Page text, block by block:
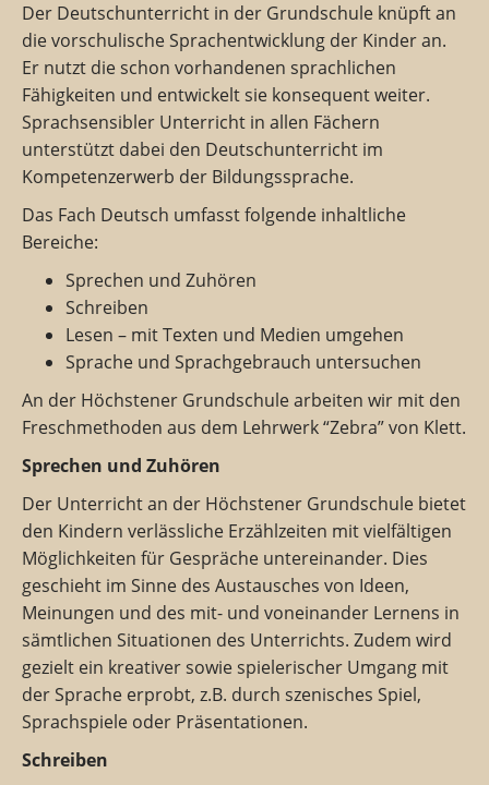
Der Deutschunterricht in der Grundschule knüpft an
die vorschulische Sprachentwicklung der Kinder an.
Er nutzt die schon vorhandenen sprachlichen
Fähigkeiten und entwickelt sie konsequent weiter.
Sprachsensibler Unterricht in allen Fächern
unterstützt dabei den Deutschunterricht im
Kompetenzerwerb der Bildungssprache.
Das Fach Deutsch umfasst folgende inhaltliche
Bereiche:
Sprechen und Zuhören
Schreiben
Lesen – mit Texten und Medien umgehen
Sprache und Sprachgebrauch untersuchen
An der Höchstener Grundschule arbeiten wir mit den
Freschmethoden aus dem Lehrwerk “Zebra” von Klett.
Sprechen und Zuhören
Der Unterricht an der Höchstener Grundschule bietet
den Kindern verlässliche Erzählzeiten mit vielfältigen
Möglichkeiten für Gespräche untereinander. Dies
geschieht im Sinne des Austausches von Ideen,
Meinungen und des mit- und voneinander Lernens in
sämtlichen Situationen des Unterrichts. Zudem wird
gezielt ein kreativer sowie spielerischer Umgang mit
der Sprache erprobt, z.B. durch szenisches Spiel,
Sprachspiele oder Präsentationen.
Schreiben